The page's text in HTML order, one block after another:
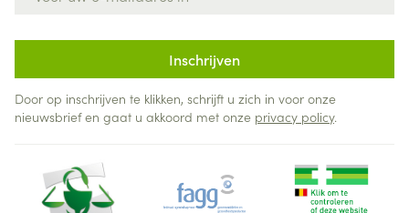
Inschrijven
Door op inschrijven te klikken, schrijft u zich in voor onze
nieuwsbrief en gaat u akkoord met onze privacy policy.